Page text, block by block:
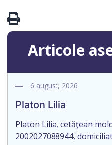
Articole
6 august, 2026
Platon Lilia
Platon Lilia, cetăţean
2002027088944,